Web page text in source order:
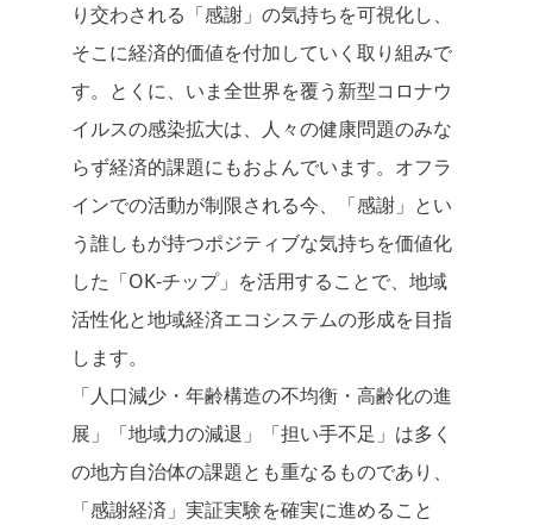
り交わされる「感謝」の気持ちを可視化し、
そこに経済的価値を付加していく取り組みで
す。とくに、いま全世界を覆う新型コロナウ
イルスの感染拡大は、人々の健康問題のみな
らず経済的課題にもおよんでいます。オフラ
インでの活動が制限される今、「感謝」とい
う誰しもが持つポジティブな気持ちを価値化
した「OK-チップ」を活用することで、地域
活性化と地域経済エコシステムの形成を目指
します。
「人口減少・年齢構造の不均衡・高齢化の進
展」「地域力の減退」「担い手不足」は多く
の地方自治体の課題とも重なるものであり、
「感謝経済」実証実験を確実に進めること